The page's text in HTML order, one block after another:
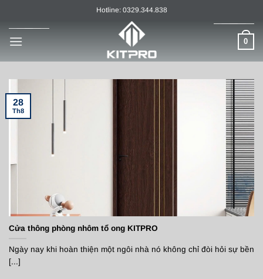
nội
Hotline: 0329.344.838
0
Cửa thông phòng nhôm tổ ong KITPRO
Ngày nay khi hoàn thiện một ngôi nhà nó không chỉ đòi hỏi sự bền
[...]
28
Th8